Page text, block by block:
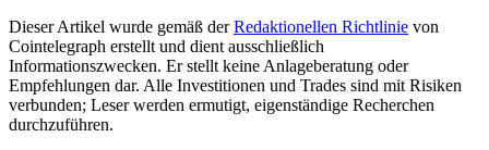
Dieser Artikel wurde gemäß derRedaktionellen Richtlinie von
Cointelegraph erstellt und dient ausschließlich
Informationszwecken. Er stellt keine Anlageberatung oder
Empfehlungen dar. Alle Investitionen und Trades sind mit Risiken
verbunden; Leser werden ermutigt, eigenständige Recherchen
durchzuführen.